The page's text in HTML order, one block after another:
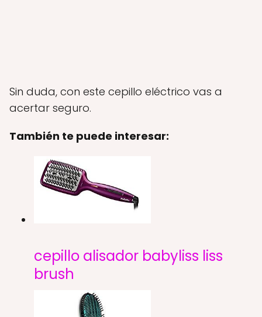
Sin duda, con este cepillo eléctrico vas a
acertar seguro.
También te puede interesar:
cepillo alisador babyliss liss
brush